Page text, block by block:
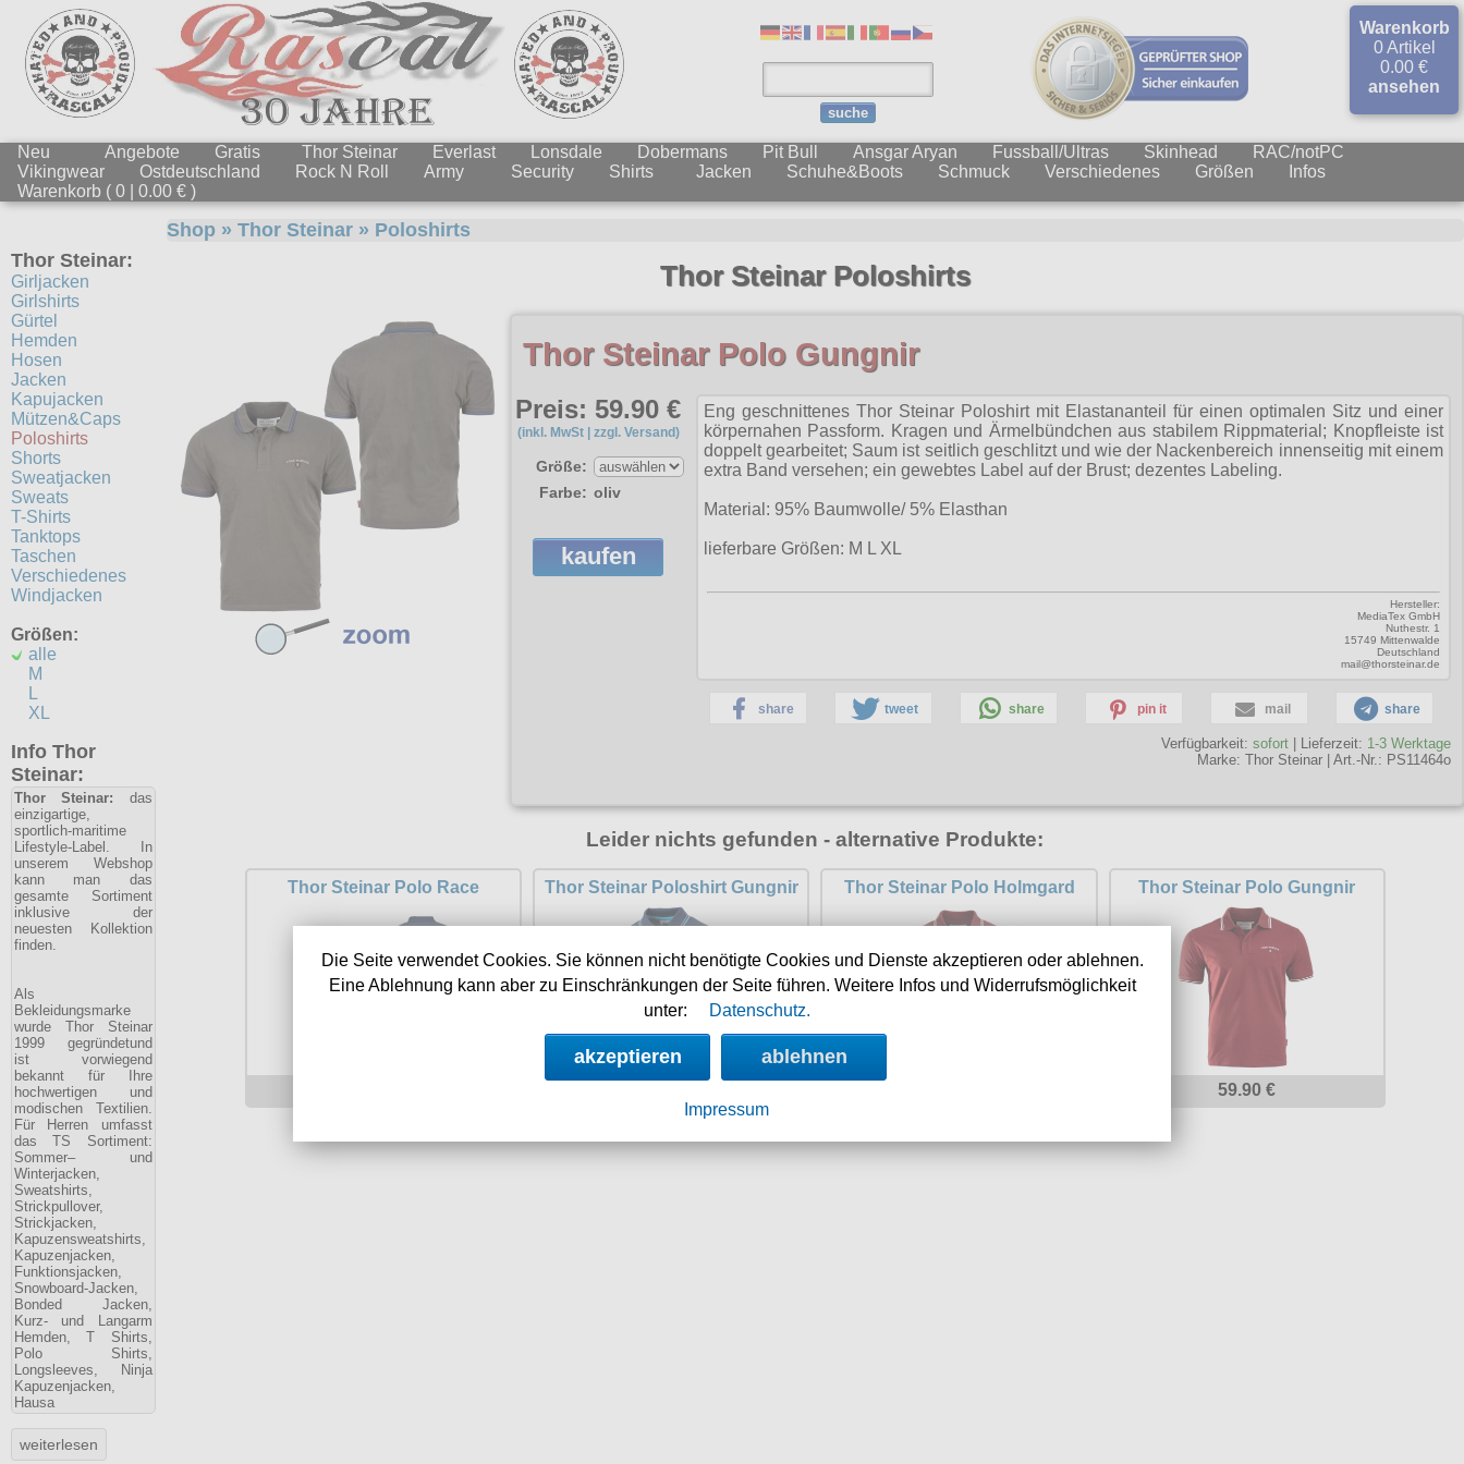
suche
Warenkorb
0 Artikel
0.00 €
ansehen
Neu Angebote Gratis Thor Steinar Everlast Lonsdale Dobermans Pit Bull Ansgar Aryan Fussball/Ultras Skinhead
RAC/notPC
Vikingwear
Ostdeutschland Rock N Roll Army Security Shirts Jacken Schuhe&Boots Schmuck Verschiedenes Größen
Infos
Warenkorb ( 0 | 0.00 € )
Thor Steinar:
Girljacken
Girlshirts
Gürtel
Hemden
Hosen
Jacken
Kapujacken
Mützen&Caps
Poloshirts
Shorts
Sweatjacken
Sweats
T-Shirts
Tanktops
Taschen
Verschiedenes
Windjacken
Größen:
alle
M
L
XL
Info Thor
Steinar:
Thor Steinar: das
einzigartige,
sportlich-maritime
Lifestyle-Label. In
unserem Webshop
kann man das
gesamte Sortiment
inklusive der
neuesten Kollektion
finden.
Als
Bekleidungsmarke
wurde Thor Steinar
1999 gegründetund
ist vorwiegend
bekannt für Ihre
hochwertigen und
modischen Textilien.
Für Herren umfasst
das TS Sortiment:
Sommer– und
Winterjacken,
Sweatshirts,
Strickpullover,
Strickjacken,
Kapuzensweatshirts,
Kapuzenjacken,
Funktionsjacken,
Snowboard-Jacken,
Bonded Jacken,
Kurz- und Langarm
Hemden, T Shirts,
Polo Shirts,
Longsleeves, Ninja
Kapuzenjacken,
Hausa
Shop » Thor Steinar» Poloshirts
Thor Steinar Poloshirts
Thor Steinar Polo Gungnir
Preis: 59.90 €
(inkl. MwSt | zzgl. Versand)
Größe:
Farbe: oliv
kaufen
Eng geschnittenes Thor Steinar Poloshirt mit Elastananteil für einen optimalen Sitz und einer
körpernahen Passform. Kragen und Ärmelbündchen aus stabilem Rippmaterial; Knopfleiste ist
doppelt gearbeitet; Saum ist seitlich geschlitzt und wie der Nackenbereich innenseitig mit einem
extra Band versehen; ein gewebtes Label auf der Brust; dezentes Labeling.
Material: 95% Baumwolle/ 5% Elasthan
lieferbare Größen: M L XL
Hersteller:
MediaTex GmbH
Nuthestr. 1
15749 Mittenwalde
Deutschland
mail@thorsteinar.de
share tweet share pin it mail share
Verfügbarkeit: sofort | Lieferzeit: 1-3 Werktage
Marke: Thor Steinar Art.-Nr.: PS11464o
Leider nichts gefunden - alternative Produkte:
Thor Steinar Polo Race Thor Steinar Poloshirt Gungnir Thor Steinar Polo Holmgard Thor Steinar Polo Gungnir
59.90 €
Die Seite verwendet Cookies. Sie können nicht benötigte Cookies und Dienste akzeptieren oder ablehnen.
Eine Ablehnung kann aber zu Einschränkungen der Seite führen. Weitere Infos und Widerrufsmöglichkeit
unter:
Datenschutz.
akzeptieren ablehnen
Impressum